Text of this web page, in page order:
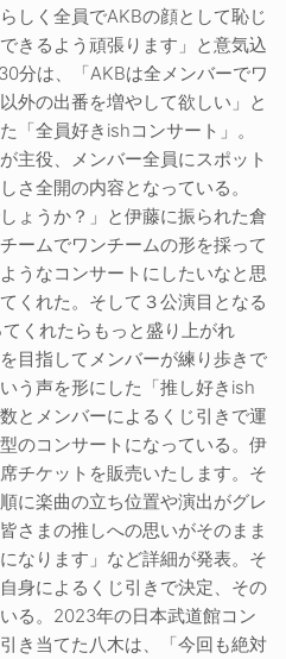
しく全員でAKBの顔として恥じ
きるよう頑張ります」と意気込
分は、「AKBは全メンバーでワ
外の出番を増やして欲しい」と
「全員好きishコンサート」。
主役、メンバー全員にスポット
さ全開の内容となっている。
ょうか？」と伊藤に振られた倉
ームでワンチームの形を採って
うなコンサートにしたいなと思
くれた。そして３公演目となる
くれたらもっと盛り上がれ
目指してメンバーが練り歩きで
う声を形にした「推し好きish
とメンバーによるくじ引きで運
のコンサートになっている。伊
チケットを販売いたします。そ
に楽曲の立ち位置や演出がグレ
さまの推しへの思いがそのまま
なります」など詳細が発表。そ
身によるくじ引きで決定、その
る。2023年の日本武道館コン
き当てた八木は、「今回も絶対